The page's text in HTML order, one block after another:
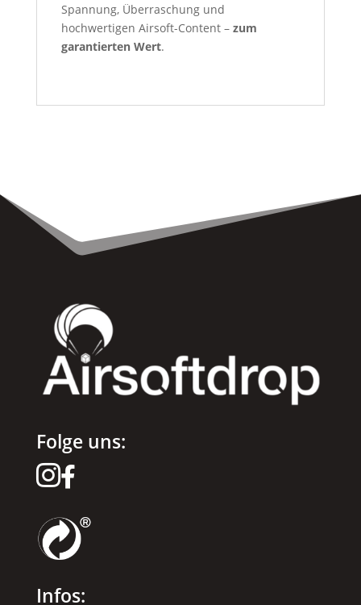
Spannung, Überraschung und
hochwertigen Airsoft-Content – zum
garantierten Wert.
Folge uns:

Infos: